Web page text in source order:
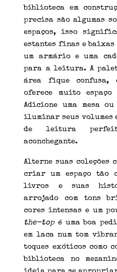
biblioteca em
precisa são algumas
espaços, isso
estantes finas e baixas
um armário e uma
para a leitura. A
área fique confusa,
oferece muito espaço
Adicione uma mesa
iluminar seus volumes
de leitura
aconchegante.
Alterne suas coleções
criar um espaço tão
livros e suas
arrojado com tons
cores intensas e um
the-top é uma boa
em laca num tom
toques exóticos como
biblioteca no